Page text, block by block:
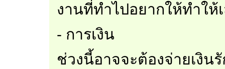
งานที่ทำไปอยากให้ทำให้
- การเงิน
ช่วงนี้อาจจะต้องจ่ายเงิน